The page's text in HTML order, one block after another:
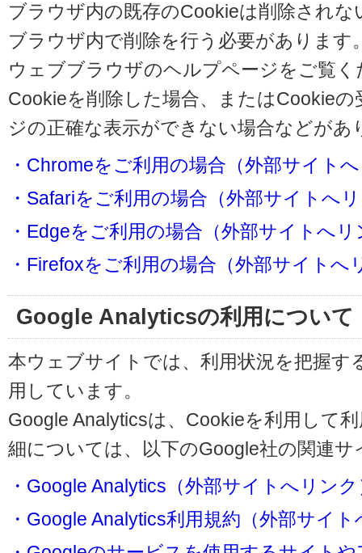
ブラウザ内の既存のCookieは削除され
ブラウザ内で削除を行う必要があります
ウェブブラウザのヘルプページをご覧く
Cookieを削除した場合、またはCookie
ジの正確な表示ができない場合などが
・Chromeをご利用の場合（外部サイト
・Safariをご利用の場合（外部サイトへ
・Edgeをご利用の場合（外部サイトへリ
・Firefoxをご利用の場合（外部サイトへ
Google Analyticsの利用について
本ウェブサイトでは、利用状況を把握す
用しています。
Google Analyticsは、Cookieを利用して
細については、以下のGoogle社の関連
・Google Analytics（外部サイトへリンク
・Google Analytics利用規約（外部サイ